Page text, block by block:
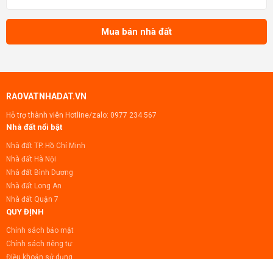
Mua bán nhà đất
RAOVATNHADAT.VN
Hỗ trợ thành viên Hotline/zalo: 0977 234 567
Nhà đất nổi bật
Nhà đất TP. Hồ Chí Minh
Nhà đất Hà Nội
Nhà đất Bình Dương
Nhà đất Long An
Nhà đất Quận 7
QUY ĐỊNH
Chính sách bảo mật
Chính sách riêng tư
Điều khoản sử dụng